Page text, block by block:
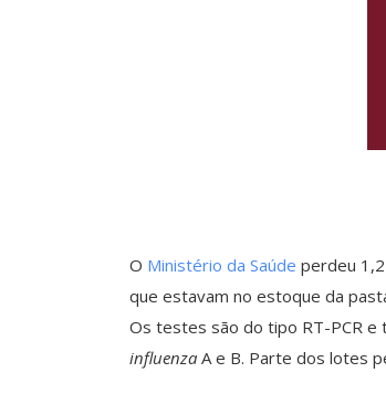
O Ministério da Saúde perdeu
que estavam no estoque da
Os testes são do tipo RT-PCR e
influenza A e B. Parte dos lotes